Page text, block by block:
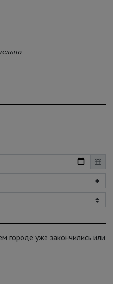
городе уже закончились или